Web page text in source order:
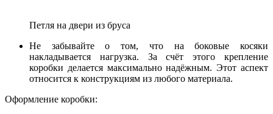
Петля на двери из бруса
Не забывайте о том, что на боковые косяки
накладывается нагрузка. За счёт этого крепление
коробки делается максимально надёжным. Этот аспект
относится к конструкциям из любого материала.
Оформление коробки: